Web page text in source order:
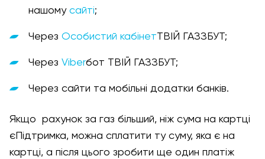
нашому сайті;
Через Особистий кабінетТВІЙ ГАЗЗБУТ;
Через Viberбот ТВІЙ ГАЗЗБУТ;
Через сайти та мобільні додатки банків.
Якщо рахунок за газ більший, ніж сума на картці
єПідтримка, можна сплатити ту суму, яка є на
картці, а після цього зробити ще один платіж